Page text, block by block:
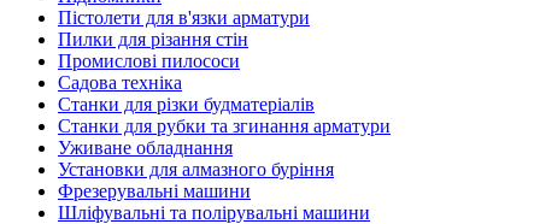
Пістолети для в'язки арматури
Пилки для різання стін
Промислові пилососи
Садова техніка
Станки для різки будматеріалів
Станки для рубки та згинання арматури
Уживане обладнання
Установки для алмазного буріння
Фрезерувальні машини
Шліфувальні та полірувальні машини